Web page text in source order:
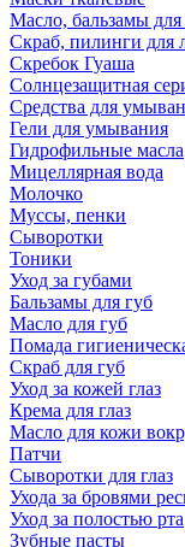
Масло, бальзамы для
Скраб, пилинги для
Скребок Гуаша
Солнцезащитная
Средства для
Гели для умывания
Гидрофильные масла
Мицеллярная вода
Молочко
Муссы, пенки
Сыворотки
Тоники
Уход за губами
Бальзамы для губ
Масло для губ
Помада
Скраб для губ
Уход за кожей глаз
Крема для глаз
Масло для кожи
Патчи
Сыворотки для глаз
Ухода за бровями
Уход за полостью рта
Зубные пасты